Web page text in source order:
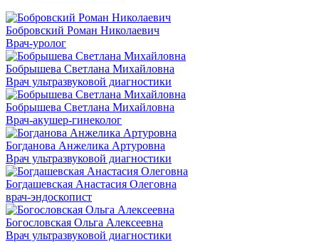
Бобровский Роман Николаевич
Врач-уролог
Бобрышева Светлана Михайловна
Врач ультразвуковой диагностики
Бобрышева Светлана Михайловна
Врач-акушер-гинеколог
Богданова Анжелика Артуровна
Врач ультразвуковой диагностики
Богдашевская Анастасия Олеговна
врач-эндоскопист
Богословская Ольга Алексеевна
Врач ультразвуковой диагностики